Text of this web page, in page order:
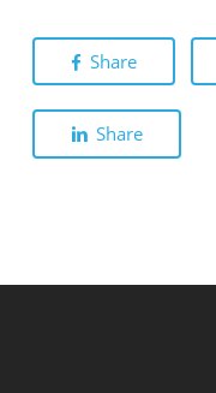
Share
Share